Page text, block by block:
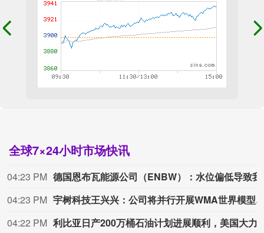
全球7×24小时市场快讯
04:23 PM
04:23 PM
宇树科技王兴兴：公司将并行开展WMA世界模型、
04:22 PM